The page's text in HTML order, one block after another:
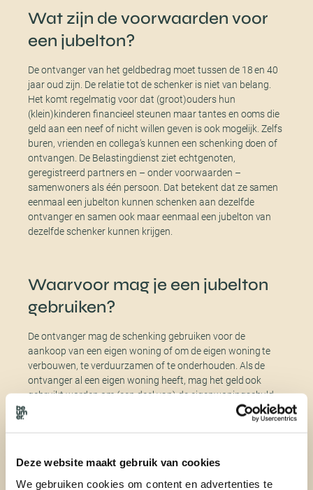
Deze website maakt gebruik van cookies
We gebruiken cookies om content en advertenties te
Wat zijn de voorwaarden voor
een jubelton?
De ontvanger van het geldbedrag moet tussen de 18 en 40
jaar oud zijn. De relatie tot de schenker is niet van belang.
Het komt regelmatig voor dat (groot)ouders hun
(klein)kinderen financieel steunen maar tantes en ooms die
geld aan een neef of nicht willen geven is ook mogelijk. Zelfs
buren, vrienden en collega’s kunnen een schenking doen of
ontvangen. De Belastingdienst ziet echtgenoten,
geregistreerd partners en – onder voorwaarden –
samenwoners als één persoon. Dat betekent dat ze samen
eenmaal een jubelton kunnen schenken aan dezelfde
ontvanger en samen ook maar eenmaal een jubelton van
dezelfde schenker kunnen krijgen.
Waarvoor mag je een jubelton
gebruiken?
De ontvanger mag de schenking gebruiken voor de
aankoop van een eigen woning of om de eigen woning te
verbouwen, te verduurzamen of te onderhouden. Als de
ontvanger al een eigen woning heeft, mag het geld ook
gebruikt worden om (een deel van) de eigenwoningschuld
af te lossen. Andere bestedingsmogelijkheden zijn de
afkoop van het recht van erfpacht van het perceel waarop
worden om een tweede huis, een beleggingspand of een
vakantiehuis te kopen.